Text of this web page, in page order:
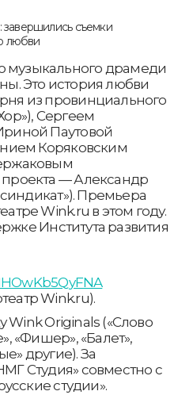
музыкального драмеди
Это история любви
из провинциального
Сергеем
Паутовой
Коряковским
— Александр
Премьера
Wink.ru в этом году.
Института развития
Wink.ru).
Wink Originals («‎Слово
«Фишер», «Балет»,
другие). За
Студия» совместно с
студии».